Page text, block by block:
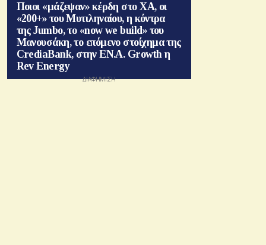
Ποιοι «μάζεψαν» κέρδη στο ΧΑ, οι
«200+» του Μυτιληναίου, η κόντρα
της Jumbo, το «now we build» του
Μανουσάκη, το επόμενο στοίχημα της
CrediaBank, στην ΕΝ.Α. Growth η
Rev Energy